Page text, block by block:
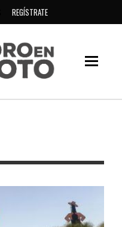
REGÍSTRATE